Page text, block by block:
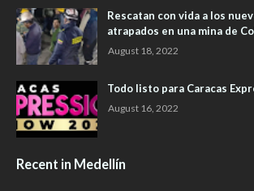
Rescatan con vida a los
atrapados en una mina de
August 18, 2022
Todo listo para Caracas
August 16, 2022
Recent in Medellín